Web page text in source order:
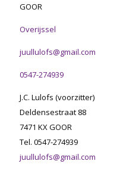
GOOR
Overijssel
juullulofs@gmail.com
0547-274939
J.C. Lulofs (voorzitter)
Deldensestraat 88
7471 KX GOOR
Tel. 0547-274939
juullulofs@gmail.com